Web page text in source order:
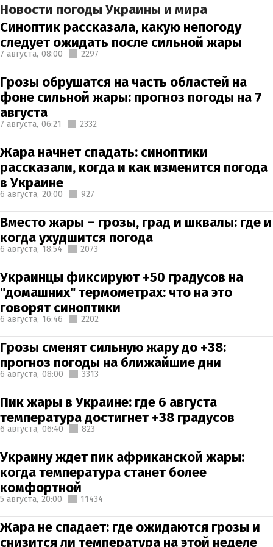
Новости погоды Украины и мира
Синоптик рассказала, какую непогоду
следует ожидать после сильной жары
7 августа, 08:00 2297
Грозы обрушатся на часть областей на
фоне сильной жары: прогноз погоды на 7
августа
7 августа, 06:21 2332
Жара начнет спадать: синоптики
рассказали, когда и как изменится погода
в Украине
6 августа, 20:00 927
Вместо жары – грозы, град и шквалы: где и
когда ухудшится погода
6 августа, 18:54 2073
Украинцы фиксируют +50 градусов на
"домашних" термометрах: что на это
говорят синоптики
6 августа, 16:46 2202
Грозы сменят сильную жару до +38:
прогноз погоды на ближайшие дни
6 августа, 08:00 3313
Пик жары в Украине: где 6 августа
температура достигнет +38 градусов
6 августа, 06:40 823
Украину ждет пик африканской жары:
когда температура станет более
комфортной
5 августа, 20:00 11434
Жара не спадает: где ожидаются грозы и
снизится ли температура на этой неделе